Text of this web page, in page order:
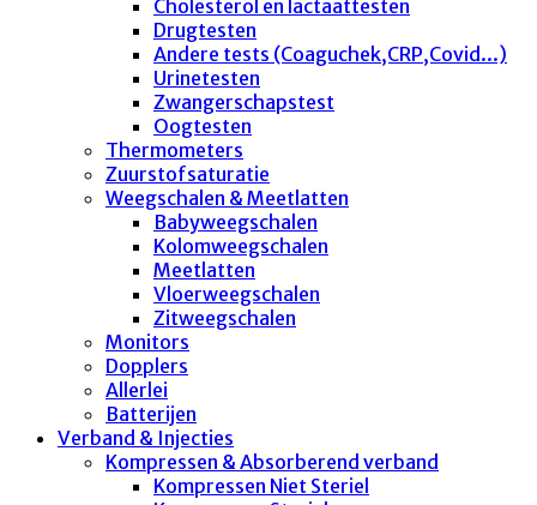
Cholesterol en lactaattesten
Drugtesten
Andere tests (Coaguchek,CRP,Covid...)
Urinetesten
Zwangerschapstest
Oogtesten
Thermometers
Zuurstofsaturatie
Weegschalen & Meetlatten
Babyweegschalen
Kolomweegschalen
Meetlatten
Vloerweegschalen
Zitweegschalen
Monitors
Dopplers
Allerlei
Batterijen
Verband & Injecties
Kompressen & Absorberend verband
Kompressen Niet Steriel